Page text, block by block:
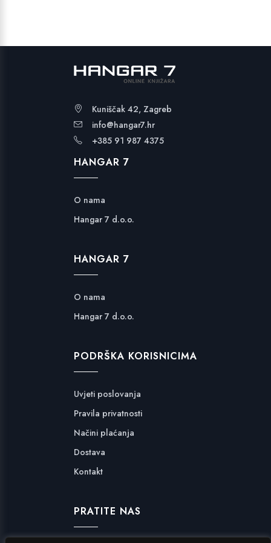
Kuniščak 42, Zagreb
info@hangar7.hr
+385 91 987 4375
HANGAR 7
O nama
Hangar 7 d.o.o.
HANGAR 7
O nama
Hangar 7 d.o.o.
PODRŠKA KORISNICIMA
Uvjeti poslovanja
Pravila privatnosti
Načini plaćanja
Dostava
Kontakt
PRATITE NAS